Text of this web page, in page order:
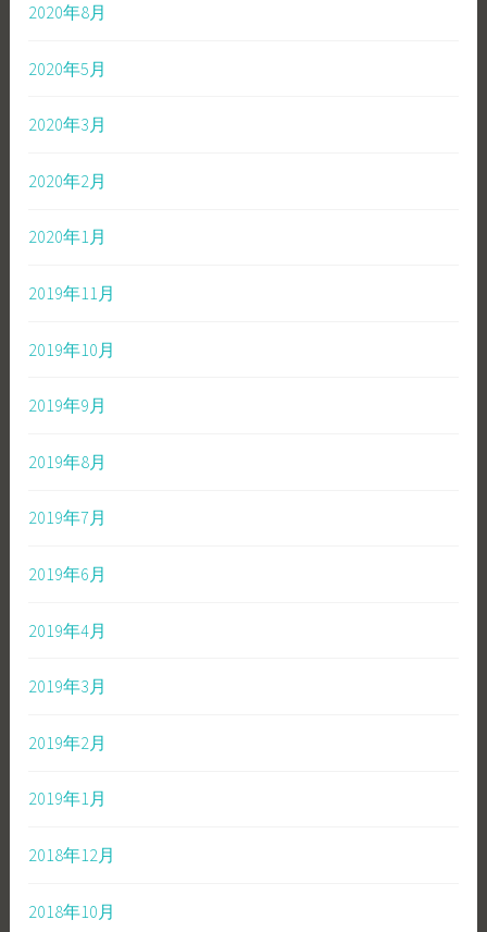
2020年8月
2020年5月
2020年3月
2020年2月
2020年1月
2019年11月
2019年10月
2019年9月
2019年8月
2019年7月
2019年6月
2019年4月
2019年3月
2019年2月
2019年1月
2018年12月
2018年10月